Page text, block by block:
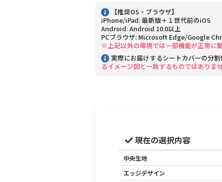
【推奨OS・ブラウザ】
iPhone/iPad: 最新版＋１世代前のiOS
Android: Android 10.0以上
PCブラウザ: Microsoft Edge/Google
※上記以外の環境では一部機能が正常に
実際にお届けするシートカバーの分
るイメージ図と一致するものではありま
現在の選択内容
中央生地
エッジデザイン